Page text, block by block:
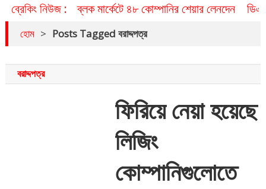
ব্রেকিং নিউজ : ব্লক মার্কেটে ৪৮ কোম্পানির শেয়ার লেনদেন
হোম > Posts Tagged বরাদ্দপত্র
বরাদ্দপত্র
ফিরিয়ে নেয়া হয়েছে
লিজিং
কোম্পানিগুলোতে